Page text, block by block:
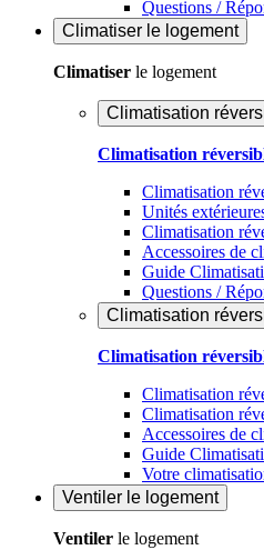
Questions /
Climatiser le logement
Climatiser le logement
Climatisation
Climatisation
Climatisation
Unités
Climatisation
Accessoires de
Guide
Questions /
Climatisation
Climatisation
Climatisation
Climatisation
Accessoires de
Guide
Votre
Ventiler le logement
Ventiler le logement